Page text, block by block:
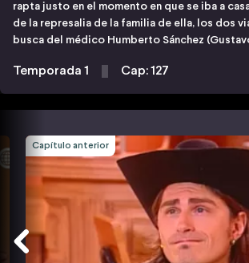
rapta justo en el momento en que se iba a
de la represalia de la familia de ella, los dos
busca del médico Humberto Sánchez
Temporada 1 Cap: 127
Capítulo anterior